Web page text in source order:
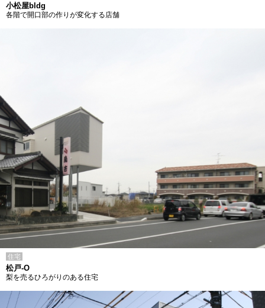
小松屋bldg
各階で開口部の作りが変化する店舗
住宅
松戸-O
梨を売るひろがりのある住宅